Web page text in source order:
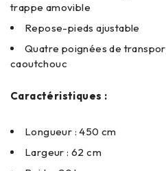
trappe amovible
Repose-pieds ajustable
Quatre poignées de
caoutchouc
Caractéristiques :
Longueur : 450 cm
Largeur : 62 cm